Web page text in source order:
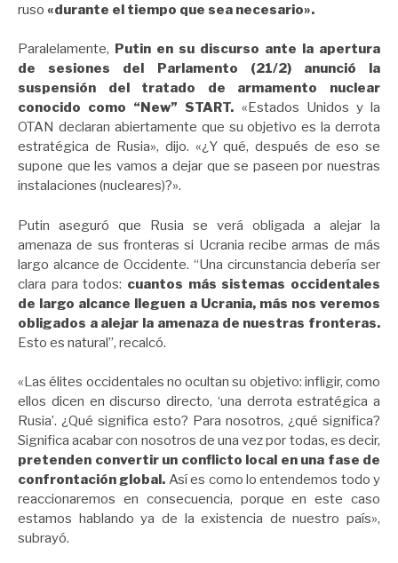
ruso «durante el tiempo que sea necesario».
Paralelamente, Putin en su discurso ante la apertura
de sesiones del Parlamento (21/2) anunció la
suspensión del tratado de armamento nuclear
conocido como “New” START. «Estados Unidos y la
OTAN declaran abiertamente que su objetivo es la derrota
estratégica de Rusia», dijo. «¿Y qué, después de eso se
supone que les vamos a dejar que se paseen por nuestras
instalaciones (nucleares)?».
Putin aseguró que Rusia se verá obligada a alejar la
amenaza de sus fronteras si Ucrania recibe armas de más
largo alcance de Occidente. “Una circunstancia debería ser
clara para todos: cuantos más sistemas occidentales
de largo alcance lleguen a Ucrania, más nos veremos
obligados a alejar la amenaza de nuestras fronteras.
Esto es natural”, recalcó.
«Las élites occidentales no ocultan su objetivo: infligir, como
ellos dicen en discurso directo, ‘una derrota estratégica a
Rusia’. ¿Qué significa esto? Para nosotros, ¿qué significa?
Significa acabar con nosotros de una vez por todas, es decir,
pretenden convertir un conflicto local en una fase de
confrontación global. Así es como lo entendemos todo y
reaccionaremos en consecuencia, porque en este caso
estamos hablando ya de la existencia de nuestro país»,
subrayó.